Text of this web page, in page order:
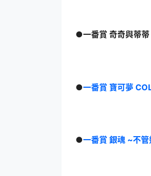
●一番賞 奇奇與蒂蒂
●一番賞 寶可夢
●一番賞 銀魂 ~不